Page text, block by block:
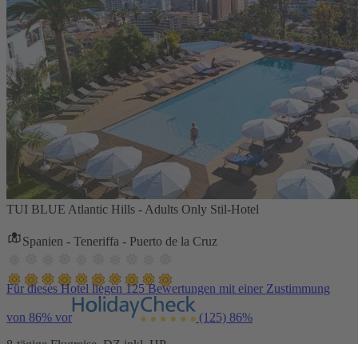
TUI BLUE Atlantic Hills - Adults Only Stil-Hotel
Spanien - Teneriffa - Puerto de la Cruz
Für dieses Hotel liegen 125 Bewertungen mit einer Zustimmung
von 86% vor (125) 86%